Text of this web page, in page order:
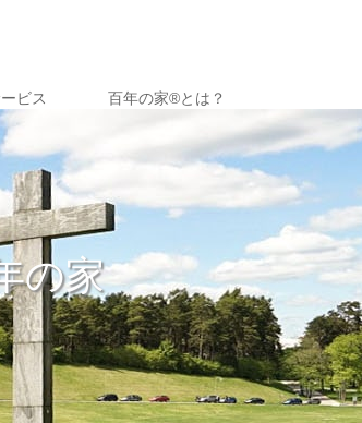
ビス 百年の家®︎とは？
の家